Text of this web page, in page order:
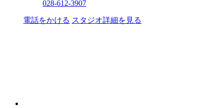
028-612-3907
電話をかける スタジオ詳細を見る